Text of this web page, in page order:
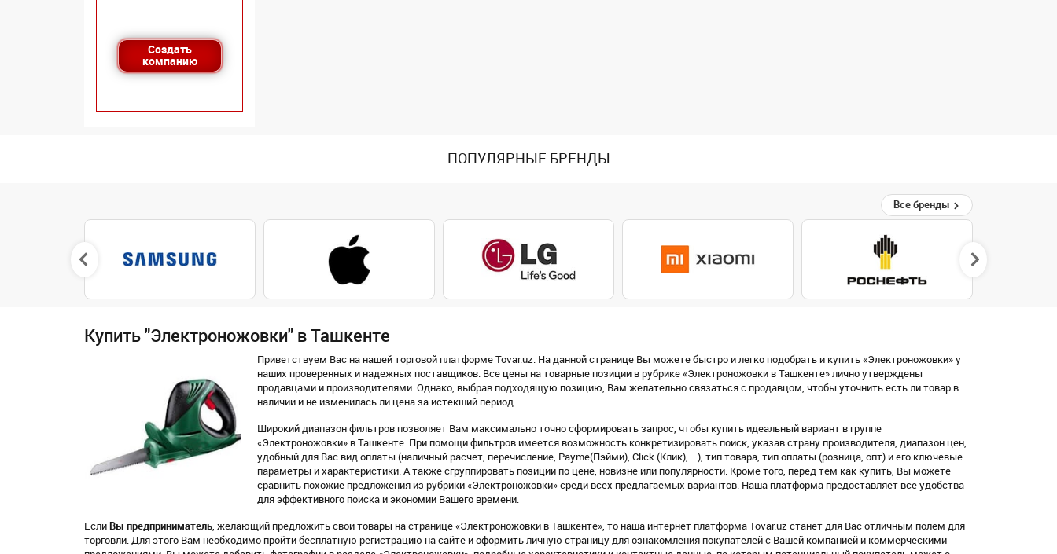
Создать
компанию
ПОПУЛЯРНЫЕ БРЕНДЫ
Все бренды
Купить "Электроножовки" в Ташкенте
Приветствуем Вас на нашей торговой платформе Tovar.uz. На данной странице Вы можете быстро и легко подобрать и купить «Электроножовки» у
наших проверенных и надежных поставщиков. Все цены на товарные позиции в рубрике «Электроножовки в Ташкенте» лично утверждены
продавцами и производителями. Однако, выбрав подходящую позицию, Вам желательно связаться с продавцом, чтобы уточнить есть ли товар в
наличии и не изменилась ли цена за истекший период.
Широкий диапазон фильтров позволяет Вам максимально точно сформировать запрос, чтобы купить идеальный вариант в группе
«Электроножовки» в Ташкенте. При помощи фильтров имеется возможность конкретизировать поиск, указав страну производителя, диапазон цен,
удобный для Вас вид оплаты (наличный расчет, перечисление, Payme(Пэйми), Click (Клик), ...), тип товара, тип оплаты (розница, опт) и его ключевые
параметры и характеристики. А также сгруппировать позиции по цене, новизне или популярности. Кроме того, перед тем как купить, Вы можете
сравнить похожие предложения из рубрики «Электроножовки» среди всех предлагаемых вариантов. Наша платформа предоставляет все удобства
для эффективного поиска и экономии Вашего времени.
Если Вы предприниматель, желающий предложить свои товары на странице «Электроножовки в Ташкенте», то наша интернет платформа Tovar.uz станет для Вас отличным полем для
торговли. Для этого Вам необходимо пройти бесплатную регистрацию на сайте и оформить личную страницу для ознакомления покупателей с Вашей компанией и коммерческими